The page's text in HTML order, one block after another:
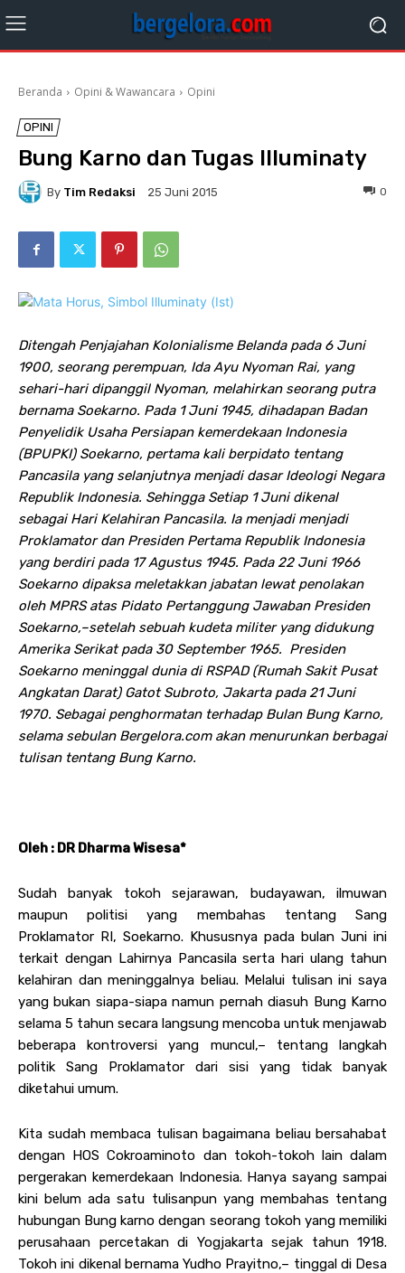
Beranda Opini & Wawancara Opini
OPINI
Bung Karno dan Tugas Illuminaty
By Tim Redaksi 25 Juni 2015 0
Ditengah Penjajahan Kolonialisme Belanda pada 6 Juni
1900, seorang perempuan, Ida Ayu Nyoman Rai, yang
sehari-hari dipanggil Nyoman, melahirkan seorang putra
bernama Soekarno. Pada 1 Juni 1945, dihadapan Badan
Penyelidik Usaha Persiapan kemerdekaan Indonesia
(BPUPKI) Soekarno, pertama kali berpidato tentang
Pancasila yang selanjutnya menjadi dasar Ideologi Negara
Republik Indonesia. Sehingga Setiap 1 Juni dikenal
sebagai Hari Kelahiran Pancasila. Ia menjadi menjadi
Proklamator dan Presiden Pertama Republik Indonesia
yang berdiri pada 17 Agustus 1945. Pada 22 Juni 1966
Soekarno dipaksa meletakkan jabatan lewat penolakan
oleh MPRS atas Pidato Pertanggung Jawaban Presiden
Soekarno,–setelah sebuah kudeta militer yang didukung
Amerika Serikat pada 30 September 1965. Presiden
Soekarno meninggal dunia di RSPAD (Rumah Sakit Pusat
Angkatan Darat) Gatot Subroto, Jakarta pada 21 Juni
1970. Sebagai penghormatan terhadap Bulan Bung Karno,
selama sebulan Bergelora.com akan menurunkan berbagai
tulisan tentang Bung Karno.
Oleh : DR Dharma Wisesa*
Sudah banyak tokoh sejarawan, budayawan, ilmuwan
maupun politisi yang membahas tentang Sang
Proklamator RI, Soekarno. Khususnya pada bulan Juni ini
terkait dengan Lahirnya Pancasila serta hari ulang tahun
kelahiran dan meninggalnya beliau. Melalui tulisan ini saya
yang bukan siapa-siapa namun pernah diasuh Bung Karno
selama 5 tahun secara langsung mencoba untuk menjawab
beberapa kontroversi yang muncul,– tentang langkah
politik Sang Proklamator dari sisi yang tidak banyak
diketahui umum.
Kita sudah membaca tulisan bagaimana beliau bersahabat
dengan HOS Cokroaminoto dan tokoh-tokoh lain dalam
pergerakan kemerdekaan Indonesia. Hanya sayang sampai
kini belum ada satu tulisanpun yang membahas tentang
hubungan Bung karno dengan seorang tokoh yang memiliki
perusahaan percetakan di Yogjakarta sejak tahun 1918.
Tokoh ini dikenal bernama Yudho Prayitno,– tinggal di Desa